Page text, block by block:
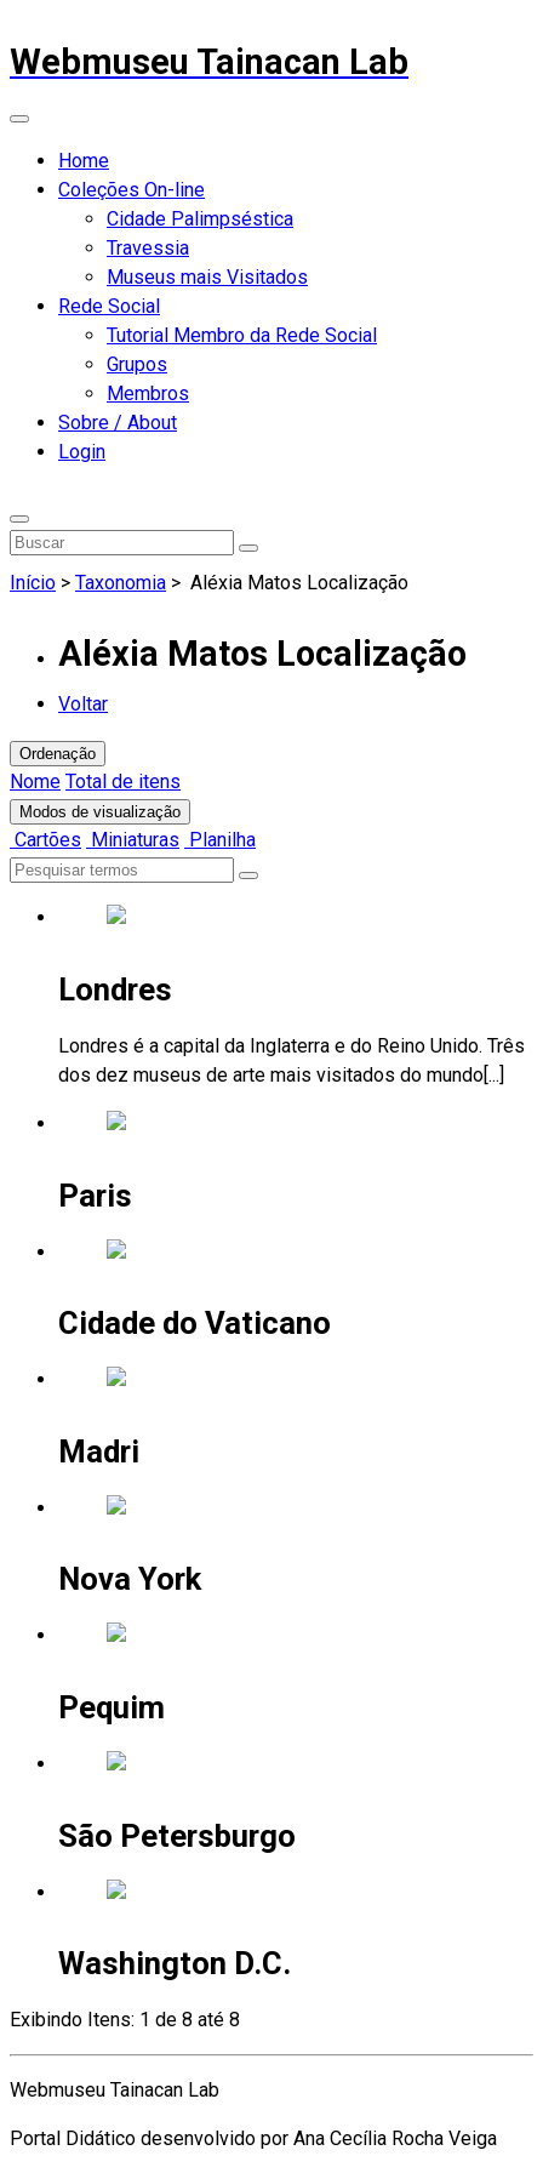
Webmuseu Tainacan Lab
Home
Coleções On-line
Cidade Palimpséstica
Travessia
Museus mais Visitados
Rede Social
Tutorial Membro da Rede Social
Grupos
Membros
Sobre / About
Login
Início > Taxonomia > Aléxia Matos Localização
Aléxia Matos Localização
Voltar
Ordenação
Nome Total de itens
Modos de visualização
Cartões Miniaturas Planilha
Londres
Londres é a capital da Inglaterra e do Reino Unido. Três
dos dez museus de arte mais visitados do mundo[...]
Paris
Cidade do Vaticano
Madri
Nova York
Pequim
São Petersburgo
Washington D.C.
Exibindo Itens: 1 de 8 até 8
Webmuseu Tainacan Lab
Portal Didático desenvolvido por Ana Cecília Rocha Veiga